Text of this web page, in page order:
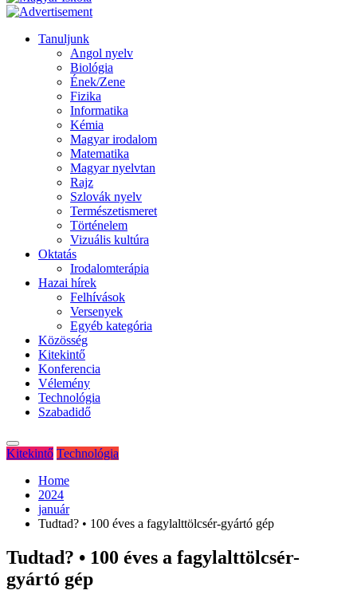
Tanuljunk
Angol nyelv
Biológia
Ének/Zene
Fizika
Informatika
Kémia
Magyar irodalom
Matematika
Magyar nyelvtan
Rajz
Szlovák nyelv
Természetismeret
Történelem
Vizuális kultúra
Oktatás
Irodalomterápia
Hazai hírek
Felhívások
Versenyek
Egyéb kategória
Közösség
Kitekintő
Konferencia
Vélemény
Technológia
Szabadidő
Kitekintő Technológia
Home
2024
január
Tudtad? • 100 éves a fagylalttölcsér-gyártó gép
Tudtad? • 100 éves a fagylalttölcsér-
gyártó gép